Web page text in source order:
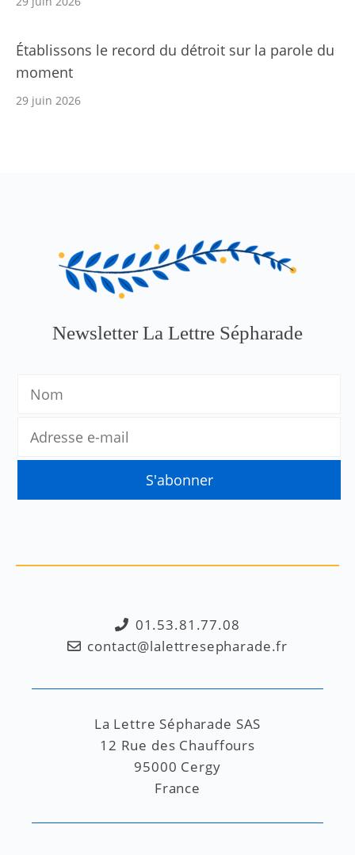
Établissons le record du détroit sur la parole du
moment
29 juin 2026
Newsletter La Lettre Sépharade
01.53.81.77.08
contact@lalettresepharade.fr
La Lettre Sépharade SAS
12 Rue des Chauffours
95000 Cergy
France